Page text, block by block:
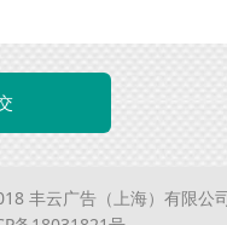
丰云广告（上海）有限公